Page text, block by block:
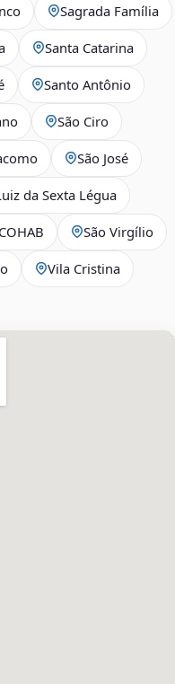
Sagrada Família
Santa Catarina
Santo Antônio
São Ciro
São José
da Sexta Légua
São Virgílio
Vila Cristina